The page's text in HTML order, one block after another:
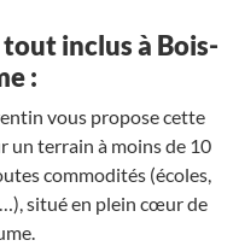
inclus à Bois-
:
vous propose cette
un terrain à moins de 10
commodités (écoles,
situé en plein cœur de